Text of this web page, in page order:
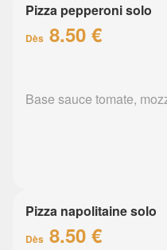
Pizza pepperoni solo
Dès 8.50 €
Base sauce tomate,
Pizza napolitaine solo
Dès 8.50 €